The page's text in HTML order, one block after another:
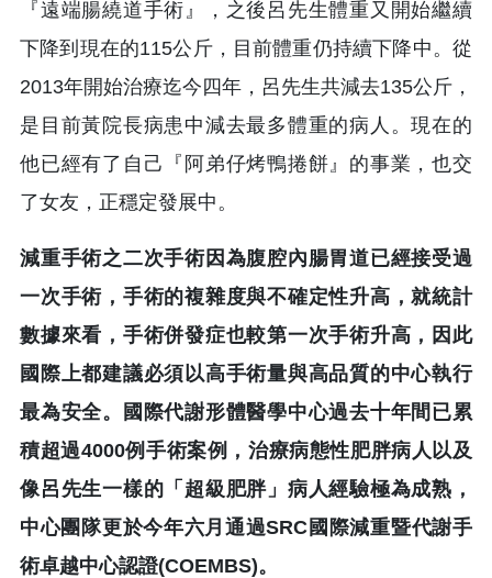
『遠端腸繞道手術』，之後呂先生體重又開始繼續
下降到現在的115公斤，目前體重仍持續下降中。從
2013年開始治療迄今四年，呂先生共減去135公斤，
是目前黃院長病患中減去最多體重的病人。現在的
他已經有了自己『阿弟仔烤鴨捲餅』的事業，也交
了女友，正穩定發展中。
減重手術之二次手術因為腹腔內腸胃道已經接受過
一次手術，手術的複雜度與不確定性升高，就統計
數據來看，手術併發症也較第一次手術升高，因此
國際上都建議必須以高手術量與高品質的中心執行
最為安全。國際代謝形體醫學中心過去十年間已累
積超過4000例手術案例，治療病態性肥胖病人以及
像呂先生一樣的「超級肥胖」病人經驗極為成熟，
中心團隊更於今年六月通過SRC國際減重暨代謝手
術卓越中心認證(COEMBS)。